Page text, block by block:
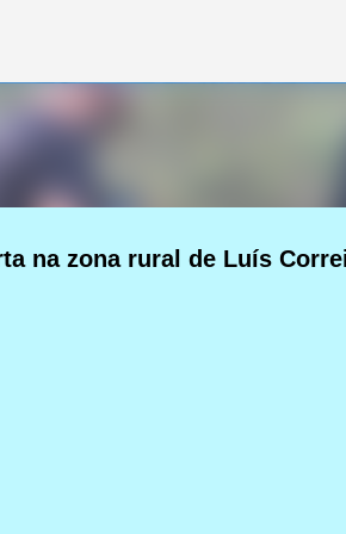
na zona rural de Luís